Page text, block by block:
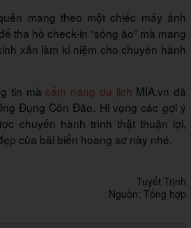
mang theo một chiếc máy ảnh
tha hồ check-in “sống ảo” mà mang
xắn làm kỉ niệm cho chuyến hành
tin mà cẩm nang du lịch MIA.vn đã
Đụng Côn Đảo. Hi vọng các gợi ý
chuyến hành trình thật thuận lợi,
của bãi biển hoang sơ này nhé.
Tuyết Trịnh
Nguồn: Tổng hợp